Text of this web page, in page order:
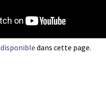
dans cette page.